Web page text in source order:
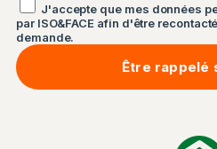
J'accepte que mes données
par ISO&FACE afin d'être
demande.